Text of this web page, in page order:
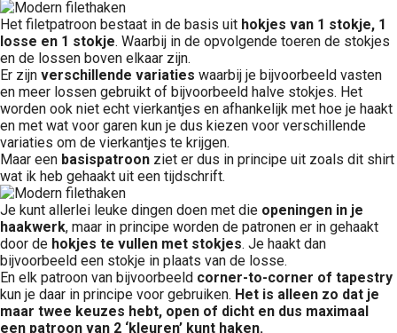
Het filetpatroon bestaat in de basis uit hokjes van 1 stokje, 1
losse en 1 stokje. Waarbij in de opvolgende toeren de stokjes
en de lossen boven elkaar zijn.
Er zijn verschillende variaties waarbij je bijvoorbeeld vasten
en meer lossen gebruikt of bijvoorbeeld halve stokjes. Het
worden ook niet echt vierkantjes en afhankelijk met hoe je haakt
en met wat voor garen kun je dus kiezen voor verschillende
variaties om de vierkantjes te krijgen.
Maar een basispatroon ziet er dus in principe uit zoals dit shirt
wat ik heb gehaakt uit een tijdschrift.
Je kunt allerlei leuke dingen doen met die openingen in je
haakwerk, maar in principe worden de patronen er in gehaakt
door de hokjes te vullen met stokjes. Je haakt dan
bijvoorbeeld een stokje in plaats van de losse.
En elk patroon van bijvoorbeeld corner-to-corner of tapestry
kun je daar in principe voor gebruiken. Het is alleen zo dat je
maar twee keuzes hebt, open of dicht en dus maximaal
een patroon van 2 ‘kleuren’ kunt haken.